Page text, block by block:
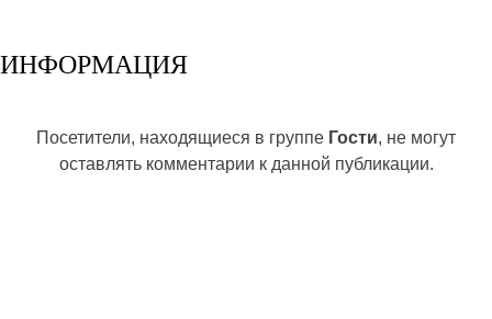
ИНФОРМАЦИЯ
Посетители, находящиеся в группе Гости, не могут
оставлять комментарии к данной публикации.